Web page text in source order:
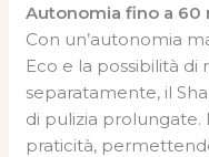
Autonomia fino a 60
Con un’autonomia
Eco e la possibilità di
separatamente, il
di pulizia
praticità,